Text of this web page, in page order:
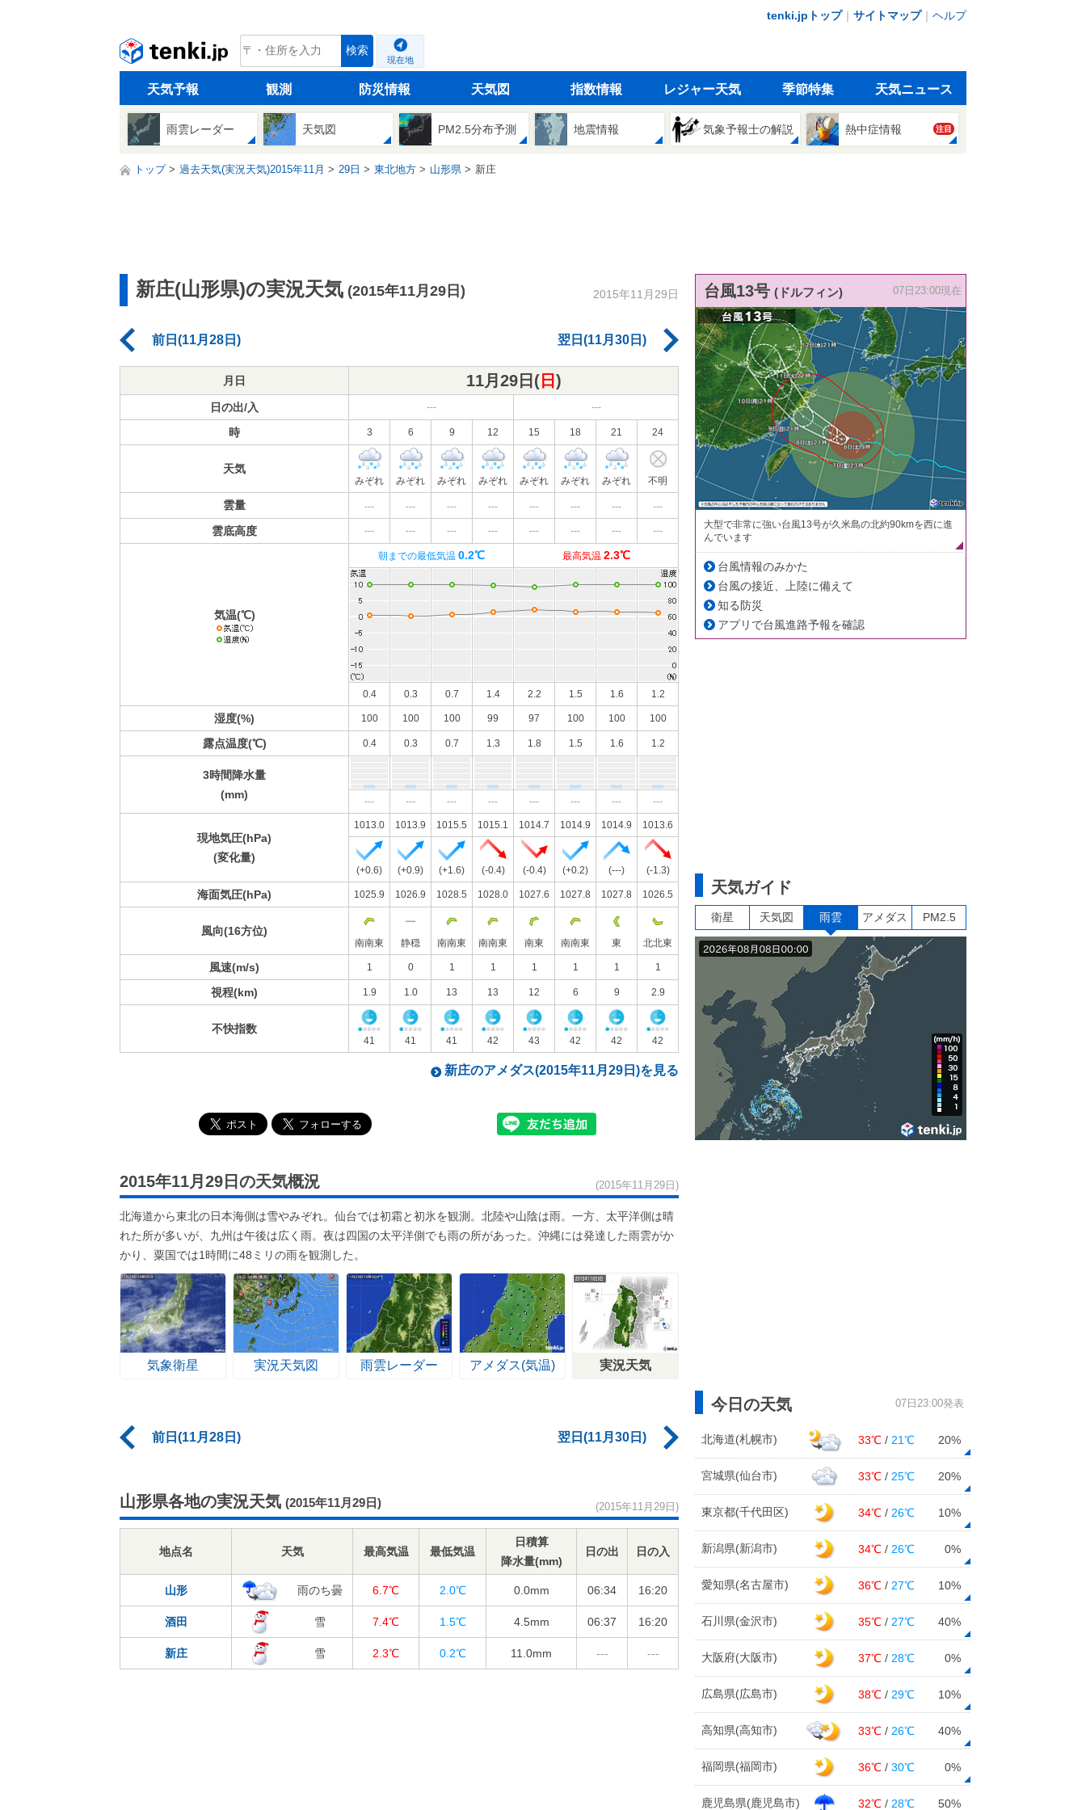
tenki.jpトップ｜ サイトマップ｜ ヘルプ
tenki.jp 検索
現在地
天気予報 観測 防災情報 天気図 指数情報 レジャー天気 季節特集 天気ニュース
雨雲レーダー 天気図 PM2.5分布予測 地震情報 気象予報士の解説 熱中症情報 注目
トップ 過去天気(実況天気)2015年11月 29日 東北地方 山形県 新庄
新庄(山形県)の実況天気 (2015年11月29日) 2015年11月29日
前日(11月28日) 翌日(11月30日)
月日 11月29日(日 )
日の出/入 --- ---
時 3 6 9 12 15 18 21 24
天気
みぞれ みぞれ みぞれ みぞれ みぞれ みぞれ みぞれ 不明
雲量 --- --- --- --- --- --- --- ---
雲底高度 --- --- --- --- --- --- --- ---
気温(℃)
朝までの最低気温 0.2℃ 最高気温 2.3℃
0.4 0.3 0.7 1.4 2.2 1.5 1.6 1.2
湿度(%) 100 100 100 99 97 100 100 100
露点温度(℃) 0.4 0.3 0.7 1.3 1.8 1.5 1.6 1.2
3時間降水量
(mm)
--- --- --- --- --- --- --- ---
現地気圧(hPa)
(変化量)
1013.0 1013.9 1015.5 1015.1 1014.7 1014.9 1014.9 1013.6
(+0.6) (+0.9) (+1.6) (-0.4) (-0.4) (+0.2) (---) (-1.3)
海面気圧(hPa) 1025.9 1026.9 1028.5 1028.0 1027.6 1027.8 1027.8 1026.5
風向(16方位)
南南東 静穏 南南東 南南東 南東 南南東 東 北北東
風速(m/s) 1 0 1 1 1 1 1 1
視程(km) 1.9 1.0 13 13 12 6 9 2.9
不快指数
41 41 41 42 43 42 42 42
新庄のアメダス(2015年11月29日)を見る
2015年11月29日の天気概況 (2015年11月29日)
北海道から東北の日本海側は雪やみぞれ。仙台では初霜と初氷を観測。北陸や山陰は雨。一方、太平洋側は晴
れた所が多いが、九州は午後は広く雨。夜は四国の太平洋側でも雨の所があった。沖縄には発達した雨雲がか
かり、粟国では1時間に48ミリの雨を観測した。
気象衛星 実況天気図 雨雲レーダー アメダス(気温) 実況天気
前日(11月28日) 翌日(11月30日)
山形県各地の実況天気 (2015年11月29日) (2015年11月29日)
地点名 天気 最高気温 最低気温
日積算
降水量(mm)
日の出 日の入
山形 雨のち曇 6.7℃ 2.0℃ 0.0mm 06:34 16:20
酒田 雪 7.4℃ 1.5℃ 4.5mm 06:37 16:20
新庄 雪 2.3℃ 0.2℃ 11.0mm --- ---
台風13号 (ドルフィン) 07日23:00現在
大型で非常に強い台風13号が久米島の北約90kmを西に進
んでいます
台風情報のみかた
台風の接近、上陸に備えて
知る防災
アプリで台風進路予報を確認
天気ガイド
衛星 天気図 雨雲 アメダス PM2.5
今日の天気 07日23:00発表
北海道(札幌市) 33℃ / 21℃ 20%
宮城県(仙台市) 33℃ / 25℃ 20%
東京都(千代田区) 34℃ / 26℃ 10%
新潟県(新潟市) 34℃ / 26℃ 0%
愛知県(名古屋市) 36℃ / 27℃ 10%
石川県(金沢市) 35℃ / 27℃ 40%
大阪府(大阪市) 37℃ / 28℃ 0%
広島県(広島市) 38℃ / 29℃ 10%
高知県(高知市) 33℃ / 26℃ 40%
福岡県(福岡市) 36℃ /30℃ 0%
鹿児島県(鹿児島市) 32℃ / 28℃ 50%